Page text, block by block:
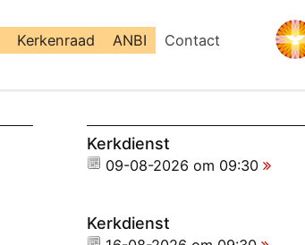
Kerkenraad ANBI
Contact
Kerkdienst
09-08-2026 om 09:30
Kerkdienst